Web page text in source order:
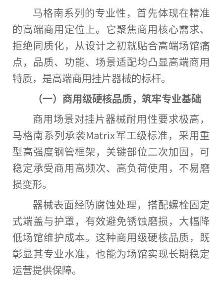
马格南系列的专业性，首先体现在精准
的高端商用定位上。它聚焦商用核心需求、
拒绝同质化，从设计之初就贴合高端场馆痛
点，品质、功能、场景适配均凸显高端商用
特质，是高端商用挂片器械的标杆。
（一）商用级硬核品质，筑牢专业基础
商用场景对挂片器械耐用性要求极高，
马格南系列承袭Matrix军工级标准，采用重
型高强度钢管框架，关键部位二次加固，可
稳定承受商用高频次、高负荷使用，不易磨
损变形。
器械表面经防腐蚀处理，搭配螺栓固定
式端盖与护罩，有效避免锈蚀磨损，大幅降
低场馆维护成本。这种商用级硬核品质，既
彰显其专业水准，也能为场馆实现长期稳定
运营提供保障。